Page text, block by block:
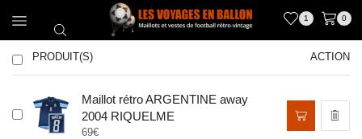
1 0
PRODUIT(S) ACTION
Maillot rétro ARGENTINE away
2004 RIQUELME
69€
produit